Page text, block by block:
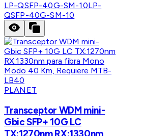
LP-QSFP-40G-SM-10LP-
QSFP-40G-SM-10
PLANET
Transceptor WDM mini-
Gbic SFP+ 10G LC
TX:1270nm RX:1330nm